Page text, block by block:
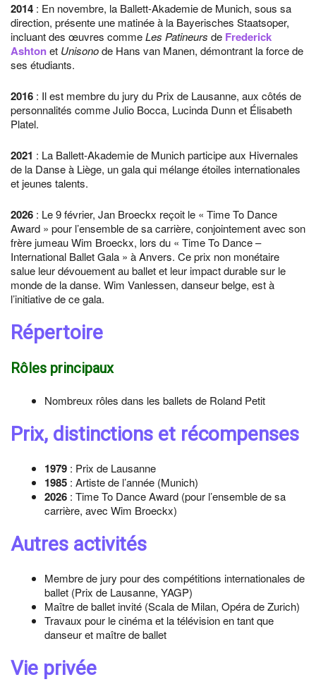
2014 : En novembre, la Ballett-Akademie de Munich, sous sa
direction, présente une matinée à la Bayerisches Staatsoper,
incluant des œuvres commeLes Patineurs de Frederick
Ashtonet Unisonode Hans van Manen, démontrant la force de
ses étudiants.
2016 : Il est membre du jury du Prix de Lausanne, aux côtés de
personnalités comme Julio Bocca, Lucinda Dunn et Élisabeth
Platel.
2021 : La Ballett-Akademie de Munich participe aux Hivernales
de la Danse à Liège, un gala qui mélange étoiles internationales
et jeunes talents.
2026 : Le 9 février, Jan Broeckx reçoit le « Time To Dance
Award » pour l’ensemble de sa carrière, conjointement avec son
frère jumeau Wim Broeckx, lors du « Time To Dance –
International Ballet Gala » à Anvers. Ce prix non monétaire
salue leur dévouement au ballet et leur impact durable sur le
monde de la danse. Wim Vanlessen, danseur belge, est à
l’initiative de ce gala.
Répertoire
Rôles principaux
Nombreux rôles dans les ballets de Roland Petit
Prix, distinctions et récompenses
1979 : Prix de Lausanne
1985 : Artiste de l’année (Munich)
2026 : Time To Dance Award (pour l’ensemble de sa
carrière, avec Wim Broeckx)
Autres activités
Membre de jury pour des compétitions internationales de
ballet (Prix de Lausanne, YAGP)
Maître de ballet invité (Scala de Milan, Opéra de Zurich)
Travaux pour le cinéma et la télévision en tant que
danseur et maître de ballet
Vie privée